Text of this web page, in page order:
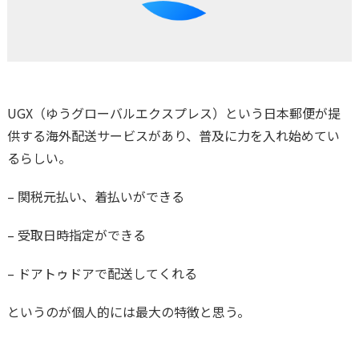
UGX（ゆうグローバルエクスプレス）という日本郵便が提
供する海外配送サービスがあり、普及に力を入れ始めてい
るらしい。
– 関税元払い、着払いができる
– 受取日時指定ができる
– ドアトゥドアで配送してくれる
というのが個人的には最大の特徴と思う。